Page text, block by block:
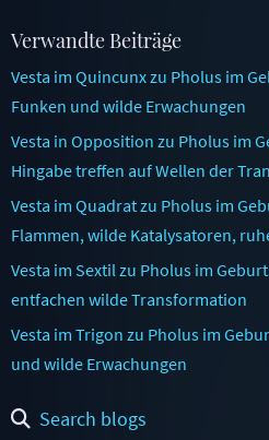
Verwandte Beiträge
Vesta im Quincunx zu Pholus im
Funken und wilde Erwachungen
Vesta in Opposition zu Pholus im
Hingabe treffen auf Wellen der
Vesta im Quadrat zu Pholus im
Flammen, wilde Katalysatoren,
Vesta im Sextil zu Pholus im
entfachen wilde Transformation
Vesta im Trigon zu Pholus im
und wilde Erwachungen
Search blogs